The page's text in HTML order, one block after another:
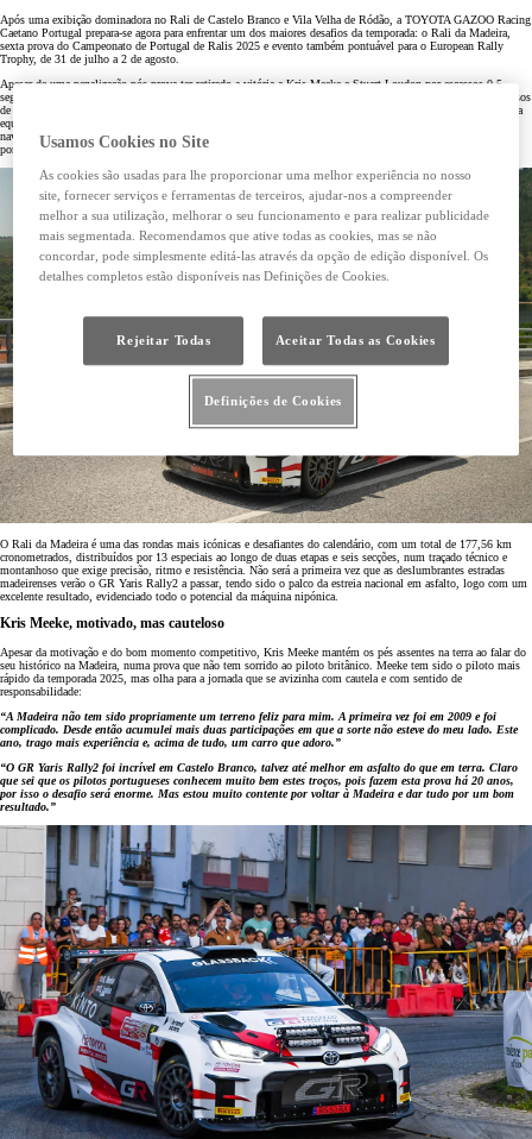
Após uma exibição dominadora no Rali de Castelo Branco e Vila Velha de Ródão, a TOYOTA GAZOO Racing
Caetano Portugal prepara-se agora para enfrentar um dos maiores desafios da temporada: o Rali da Madeira,
sexta prova do Campeonato de Portugal de Ralis 2025 e evento também pontuável para o European Rally
Trophy, de 31 de julho a 2 de agosto.
Apesar de uma penalização pós-prova ter retirado a vitória a Kris Meeke e Stuart Loudon por escassos 0,5
segundos, a dupla britânica demonstrou novamente toda a performance do GR Yaris Rally2, desta vez em pisos
de asfalto, vencendo oito dos 12 troços e dominando grande parte do rali. Essa exibição reforça a confiança da
equipa para a prova madeirense. Kris Meeke e Stuart Loudon lideram os campeonatos de condutores e
navegadores, com cinco pontos de vantagem e a Toyota é claramente líder no campeonato por marcas com 41
pontos de distância para a concorrência.
O Rali da Madeira é uma das rondas mais icónicas e desafiantes do calendário, com um total de 177,56 km
cronometrados, distribuídos por 13 especiais ao longo de duas etapas e seis secções, num traçado técnico e
montanhoso que exige precisão, ritmo e resistência. Não será a primeira vez que as deslumbrantes estradas
madeirenses verão o GR Yaris Rally2 a passar, tendo sido o palco da estreia nacional em asfalto, logo com um
excelente resultado, evidenciado todo o potencial da máquina nipónica.
Kris Meeke, motivado, mas cauteloso
Apesar da motivação e do bom momento competitivo, Kris Meeke mantém os pés assentes na terra ao falar do
seu histórico na Madeira, numa prova que não tem sorrido ao piloto britânico. Meeke tem sido o piloto mais
rápido da temporada 2025, mas olha para a jornada que se avizinha com cautela e com sentido de
responsabilidade:
“A Madeira não tem sido propriamente um terreno feliz para mim. A primeira vez foi em 2009 e foi
complicado. Desde então acumulei mais duas participações em que a sorte não esteve do meu lado. Este
ano, trago mais experiência e, acima de tudo, um carro que adoro.”
“O GR Yaris Rally2 foi incrível em Castelo Branco, talvez até melhor em asfalto do que em terra. Claro
que sei que os pilotos portugueses conhecem muito bem estes troços, pois fazem esta prova há 20 anos,
por isso o desafio será enorme. Mas estou muito contente por voltar à Madeira e dar tudo por um bom
resultado.”
Usamos Cookies no Site
As cookies são usadas para lhe proporcionar uma melhor experiência no nosso
site, fornecer serviços e ferramentas de terceiros, ajudar-nos a compreender
melhor a sua utilização, melhorar o seu funcionamento e para realizar publicidade
mais segmentada. Recomendamos que ative todas as cookies, mas se não
concordar, pode simplesmente editá-las através da opção de edição disponível. Os
detalhes completos estão disponíveis nas Definições de Cookies.
Rejeitar Todas Aceitar Todas as Cookies
Definições de Cookies